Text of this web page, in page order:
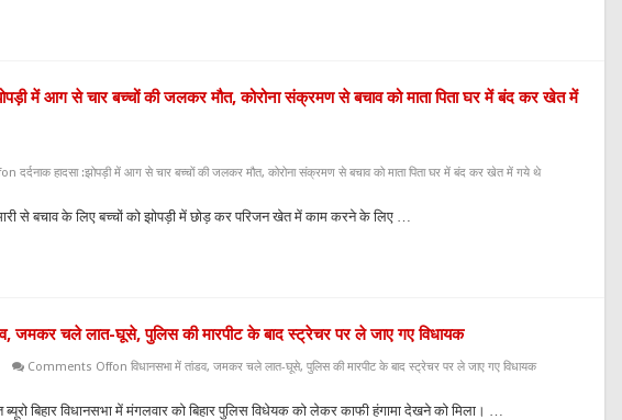
में आग से चार बच्चों की जलकर मौत, कोरोना संक्रमण से बचाव को माता पिता घर में बंद कर खेत में
on दर्दनाक हादसा :झोपड़ी में आग से चार बच्चों की जलकर मौत, कोरोना संक्रमण से बचाव को माता पिता घर में बंद कर खेत में गये थे
से बचाव के लिए बच्चों को झोपड़ी में छोड़ कर परिजन खेत में काम करने के लिए …
जमकर चले लात-घूसे, पुलिस की मारपीट के बाद स्ट्रेचर पर ले जाए गए विधायक
Comments Offon विधानसभा में तांडव, जमकर चले लात-घूसे, पुलिस की मारपीट के बाद स्ट्रेचर पर ले जाए गए विधायक
ब्यूरो बिहार विधानसभा में मंगलवार को बिहार पुलिस विधेयक को लेकर काफी हंगामा देखने को मिला। …